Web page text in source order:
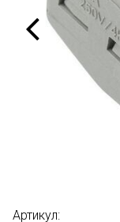
Артикул: